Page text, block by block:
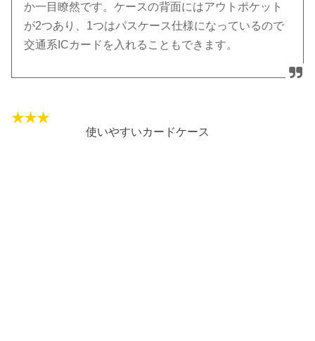
か一目瞭然です。ケースの背面にはアウトポケット
が2つあり、1つはパスケース仕様になっているので
交通系ICカードを入れることもできます。
使いやすいカードケース